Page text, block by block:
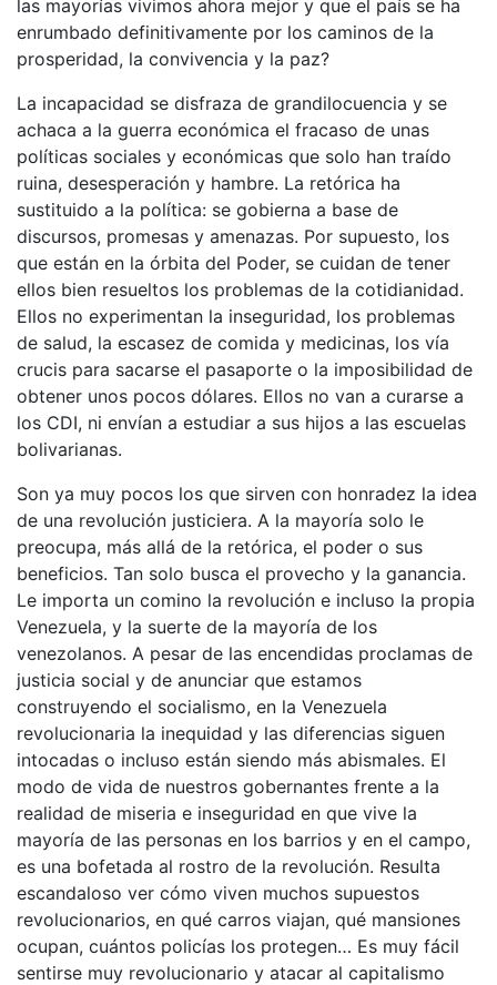
las mayorías vivimos ahora mejor y que el país se ha
enrumbado definitivamente por los caminos de la
prosperidad, la convivencia y la paz?
La incapacidad se disfraza de grandilocuencia y se
achaca a la guerra económica el fracaso de unas
políticas sociales y económicas que solo han traído
ruina, desesperación y hambre. La retórica ha
sustituido a la política: se gobierna a base de
discursos, promesas y amenazas. Por supuesto, los
que están en la órbita del Poder, se cuidan de tener
ellos bien resueltos los problemas de la cotidianidad.
Ellos no experimentan la inseguridad, los problemas
de salud, la escasez de comida y medicinas, los vía
crucis para sacarse el pasaporte o la imposibilidad de
obtener unos pocos dólares. Ellos no van a curarse a
los CDI, ni envían a estudiar a sus hijos a las escuelas
bolivarianas.
Son ya muy pocos los que sirven con honradez la idea
de una revolución justiciera. A la mayoría solo le
preocupa, más allá de la retórica, el poder o sus
beneficios. Tan solo busca el provecho y la ganancia.
Le importa un comino la revolución e incluso la propia
Venezuela, y la suerte de la mayoría de los
venezolanos. A pesar de las encendidas proclamas de
justicia social y de anunciar que estamos
construyendo el socialismo, en la Venezuela
revolucionaria la inequidad y las diferencias siguen
intocadas o incluso están siendo más abismales. El
modo de vida de nuestros gobernantes frente a la
realidad de miseria e inseguridad en que vive la
mayoría de las personas en los barrios y en el campo,
es una bofetada al rostro de la revolución. Resulta
escandaloso ver cómo viven muchos supuestos
revolucionarios, en qué carros viajan, qué mansiones
ocupan, cuántos policías los protegen… Es muy fácil
sentirse muy revolucionario y atacar al capitalismo